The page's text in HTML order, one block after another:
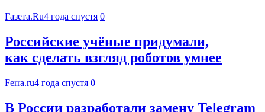
Газета.Ru4 года спустя 0
Российские учёные придумали,
как сделать взгляд роботов умнее
Ferra.ru4 года спустя 0
В России разработали замену Telegram